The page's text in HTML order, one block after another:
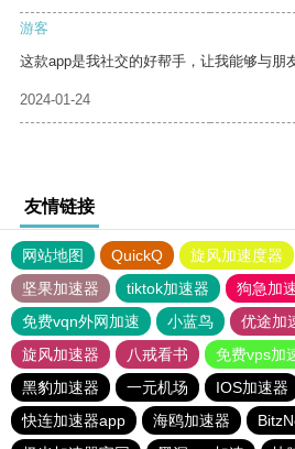
游客
这款app是我社交的好帮手，让我能够与朋
2024-01-24
友情链接
网站地图 QuickQ 旋风加速度器
坚果加速器
tiktok加速器
狗急加
免费vqn外网加速
小蓝鸟 优途加
旋风加速器
八戒看书
免费vps加
黑豹加速器
一元机场 IOS加速器
快连加速器app
海鸥加速器